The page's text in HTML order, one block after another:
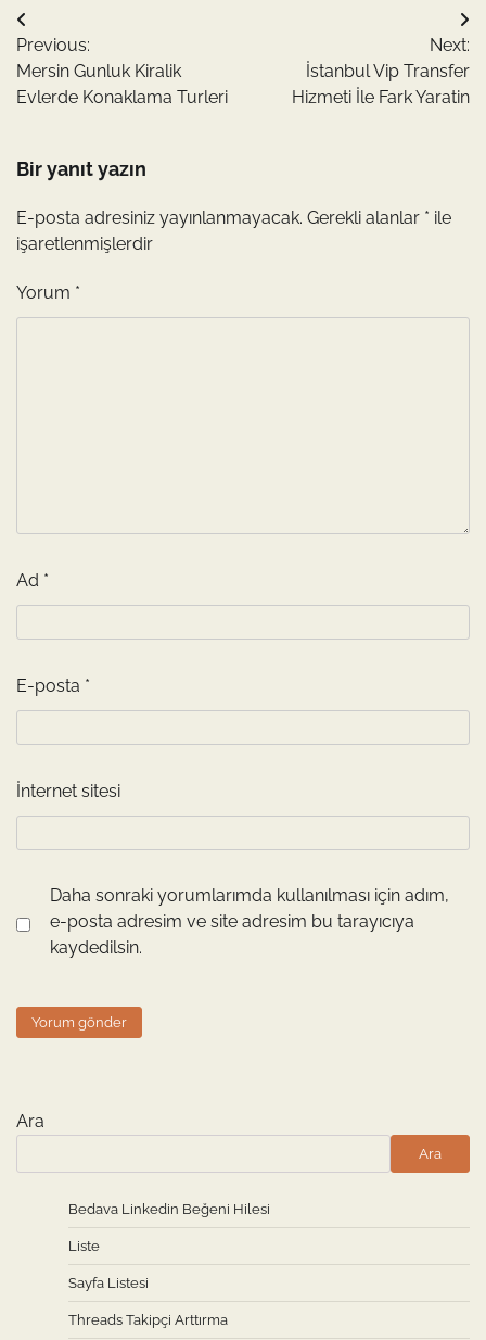
Yazı
gezinmesi
Previous:
Mersin Gunluk Kiralik
Evlerde Konaklama Turleri
Next:
İstanbul Vip Transfer
Hizmeti İle Fark Yaratin
Bir yanıt yazın
E-posta adresiniz yayınlanmayacak. Gerekli alanlar * ile
işaretlenmişlerdir
Yorum *
Ad *
E-posta *
İnternet sitesi
Daha sonraki yorumlarımda kullanılması için adım,
e-posta adresim ve site adresim bu tarayıcıya
kaydedilsin.
Ara
Ara
Bedava Linkedin Beğeni Hilesi
Liste
Sayfa Listesi
Threads Takipçi Arttırma